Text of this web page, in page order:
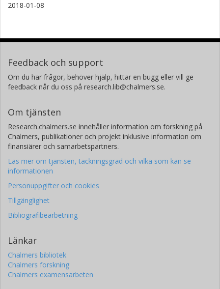
2018-01-08
Feedback och support
Om du har frågor, behöver hjälp, hittar en bugg eller vill ge
feedback når du oss på research.lib@chalmers.se.
Om tjänsten
Research.chalmers.se innehåller information om forskning på
Chalmers, publikationer och projekt inklusive information om
finansiärer och samarbetspartners.
Läs mer om tjänsten, täckningsgrad och vilka som kan se
informationen
Personuppgifter och cookies
Tillgänglighet
Bibliografibearbetning
Länkar
Chalmers bibliotek
Chalmers forskning
Chalmers examensarbeten